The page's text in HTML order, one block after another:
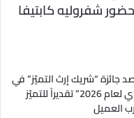
حضور شفروليه كابتيفا
جائزة “شريك إرث التميّز” في
قمة “شركاء هيونداي لعام 2026” تقديراً للتميّز
العميل